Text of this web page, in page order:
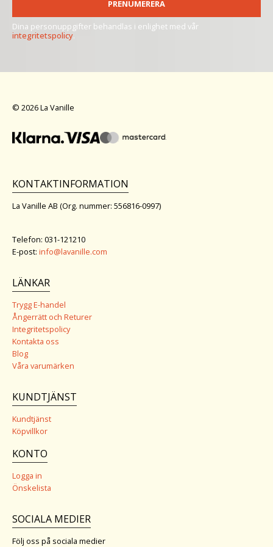
PRENUMERERA
Dina personuppgifter behandlas i enlighet med vår
integritetspolicy.
© 2026 La Vanille
KONTAKTINFORMATION
La Vanille AB (Org. nummer: 556816-0997)
Telefon: 031-121210
E-post: info@lavanille.com
LÄNKAR
Trygg E-handel
Ångerrätt och Returer
Integritetspolicy
Kontakta oss
Blog
Våra varumärken
KUNDTJÄNST
Kundtjänst
Köpvillkor
KONTO
Logga in
Önskelista
SOCIALA MEDIER
Följ oss på sociala medier